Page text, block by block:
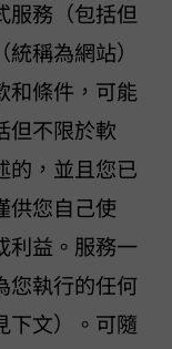
服務（包括但
為“網站”）
，VideoHunter 可能
軟
的，並且您已
供您自己使
益。 “服務”一
為您執行的任何
VideoHunter 可隨